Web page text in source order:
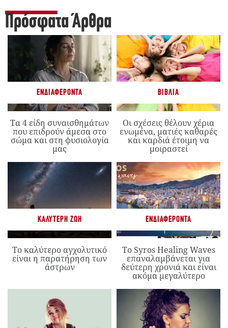
Πρόσφατα Άρθρα
ΕΝΔΙΑΦΈΡΟΝΤΑ
Τα 4 είδη συναισθημάτων
που επιδρούν άμεσα στο
σώμα και στη φυσιολογία
μας
ΒΙΒΛΊΑ
Οι σχέσεις θέλουν χέρια
ενωμένα, ματιές καθαρές
και καρδιά έτοιμη να
μοιραστεί
ΚΑΛΎΤΕΡΗ ΖΩΉ
Το καλύτερο αγχολυτικό
είναι η παρατήρηση των
άστρων
ΕΝΔΙΑΦΈΡΟΝΤΑ
Το Syros Healing Waves
επαναλαμβάνεται για
δεύτερη χρονιά και είναι
ακόμα μεγαλύτερο